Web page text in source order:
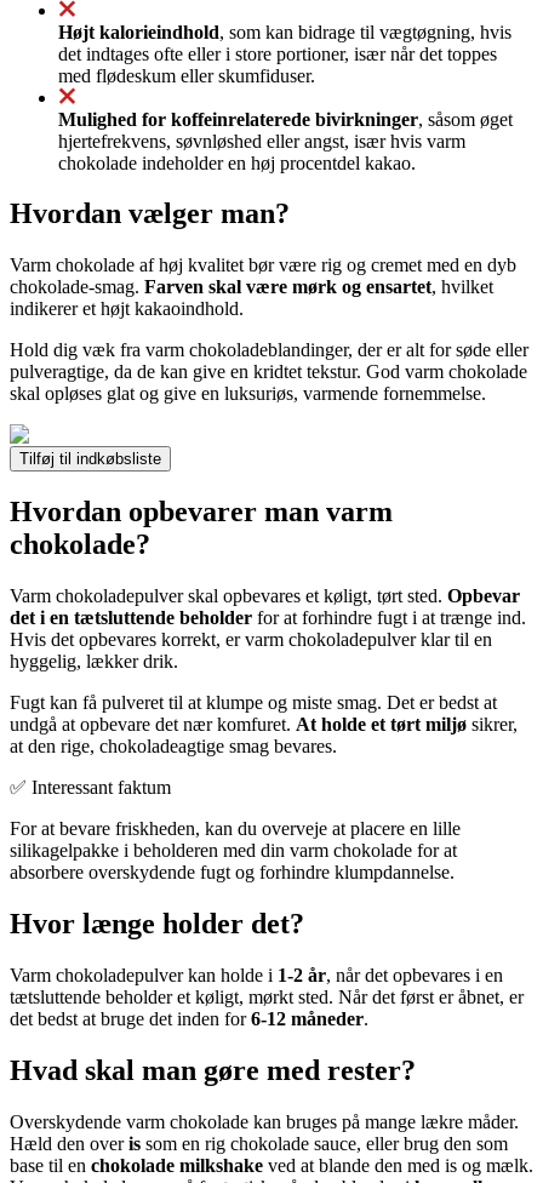
Højt kalorieindhold, som kan bidrage til vægtøgning, hvis
det indtages ofte eller i store portioner, især når det toppes
med flødeskum eller skumfiduser.
Mulighed for koffeinrelaterede bivirkninger, såsom øget
hjertefrekvens, søvnløshed eller angst, især hvis varm
chokolade indeholder en høj procentdel kakao.
Hvordan vælger man?
Varm chokolade af høj kvalitet bør være rig og cremet med en dyb
chokolade-smag. Farven skal være mørk og ensartet, hvilket
indikerer et højt kakaoindhold.
Hold dig væk fra varm chokoladeblandinger, der er alt for søde eller
pulveragtige, da de kan give en kridtet tekstur. God varm chokolade
skal opløses glat og give en luksuriøs, varmende fornemmelse.
Tilføj til indkøbsliste
Hvordan opbevarer man varm
chokolade?
Varm chokoladepulver skal opbevares et køligt, tørt sted. Opbevar
det i en tætsluttende beholder for at forhindre fugt i at trænge ind.
Hvis det opbevares korrekt, er varm chokoladepulver klar til en
hyggelig, lækker drik.
Fugt kan få pulveret til at klumpe og miste smag. Det er bedst at
undgå at opbevare det nær komfuret. At holde et tørt miljø sikrer,
at den rige, chokoladeagtige smag bevares.
✅ Interessant faktum
For at bevare friskheden, kan du overveje at placere en lille
silikagelpakke i beholderen med din varm chokolade for at
absorbere overskydende fugt og forhindre klumpdannelse.
Hvor længe holder det?
Varm chokoladepulver kan holde i 1-2 år, når det opbevares i en
tætsluttende beholder et køligt, mørkt sted. Når det først er åbnet, er
det bedst at bruge det inden for6-12 måneder.
Hvad skal man gøre med rester?
Overskydende varm chokolade kan bruges på mange lækre måder.
Hæld den overis som en rig chokolade sauce, eller brug den som
base til en chokolade milkshake ved at blande den med is og mælk.